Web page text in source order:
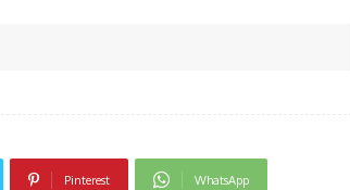
Pinterest WhatsApp